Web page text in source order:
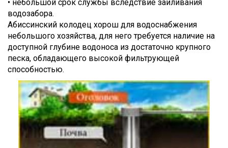
• небольшой срок службы вследствие заиливания
водозабора.
Абиссинский колодец хорош для водоснабжения
небольшого хозяйства, для него требуется наличие на
доступной глубине водоноса из достаточно крупного
песка, обладающего высокой фильтрующей
способностью.